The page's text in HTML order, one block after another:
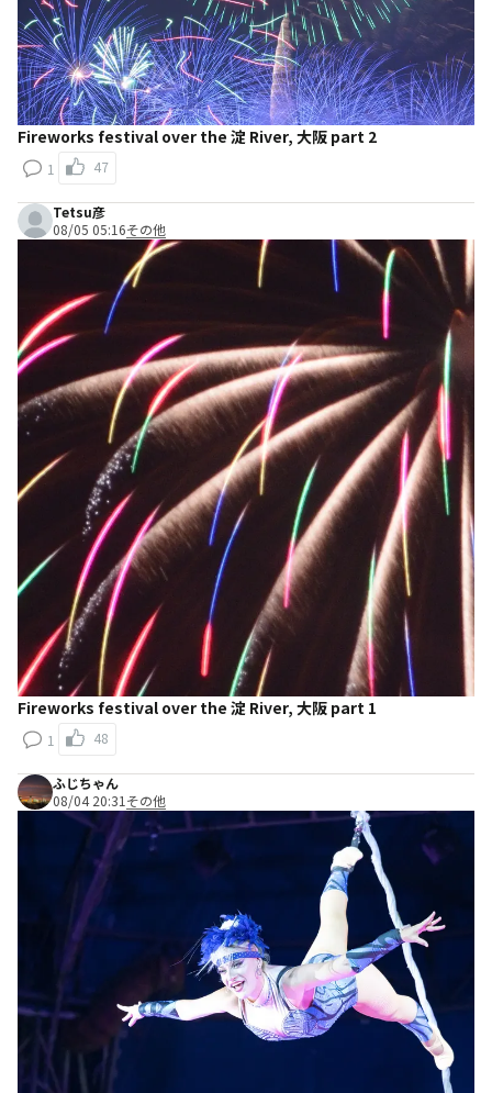
Fireworks festival over the 淀 River, 大阪 part 2
1 47
Tetsu彦
08/05 05:16その他
Fireworks festival over the 淀 River, 大阪 part 1
1 48
ふじちゃん
08/04 20:31 その他